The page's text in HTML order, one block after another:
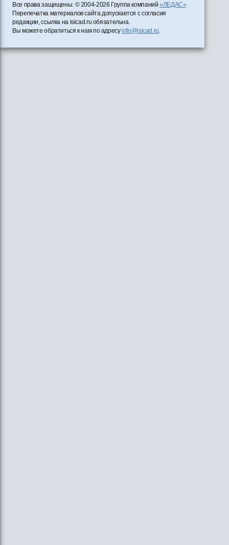
Все права защищены. © 2004-2026 Группа компаний«ЛЕДАС»
Перепечатка материалов сайта допускается с согласия
редакции, ссылка на isicad.ru обязательна.
Вы можете обратиться к нам по адресуinfo@isicad.ru